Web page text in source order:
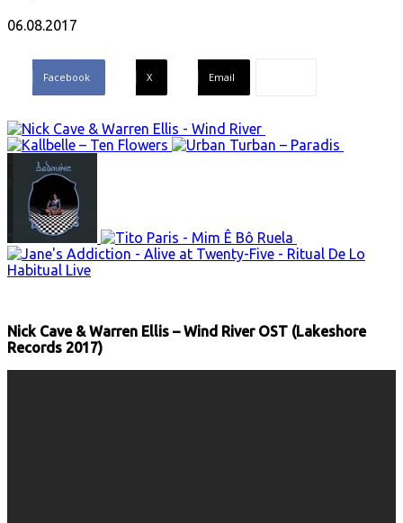
06.08.2017
Facebook X Email
Nick Cave & Warren Ellis – Wind River OST (Lakeshore
Records 2017)